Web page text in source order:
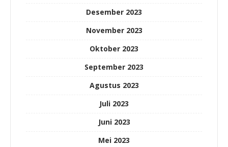
Desember 2023
November 2023
Oktober 2023
September 2023
Agustus 2023
Juli 2023
Juni 2023
Mei 2023